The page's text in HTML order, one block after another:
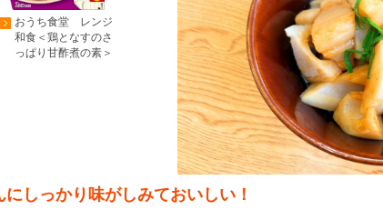
おうち食堂 レンジ
和食＜鶏となすのさ
っぱり甘酢煮の素＞
にしっかり味がしみておいしい！